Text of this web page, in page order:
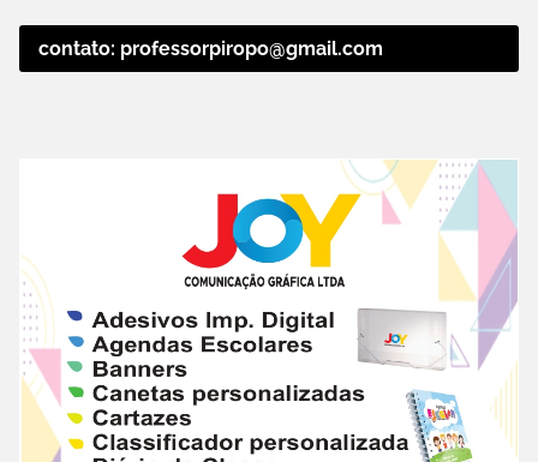
contato: professorpiropo@gmail.com